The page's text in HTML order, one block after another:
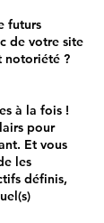
futurs
de votre site
notoriété ?
à la fois !
pour
Et vous
les
définis,